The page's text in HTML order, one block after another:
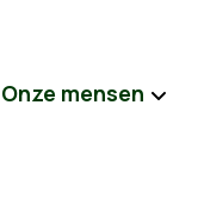
Onze mensen